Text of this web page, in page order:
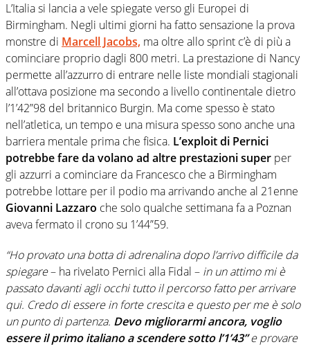
L’Italia si lancia a vele spiegate verso gli Europei di
Birmingham. Negli ultimi giorni ha fatto sensazione la prova
monstre di Marcell Jacobs, ma oltre allo sprint c’è di più a
cominciare proprio dagli 800 metri. La prestazione di Nancy
permette all’azzurro di entrare nelle liste mondiali stagionali
all’ottava posizione ma secondo a livello continentale dietro
l’1’42”98 del britannico Burgin. Ma come spesso è stato
nell’atletica, un tempo e una misura spesso sono anche una
barriera mentale prima che fisica. L’exploit di Pernici
potrebbe fare da volano ad altre prestazioni super per
gli azzurri a cominciare da Francesco che a Birmingham
potrebbe lottare per il podio ma arrivando anche al 21enne
Giovanni Lazzaro che solo qualche settimana fa a Poznan
aveva fermato il crono su 1’44”59.
“Ho provato una botta di adrenalina dopo l’arrivo difficile da
spiegare– ha rivelato Pernici alla Fidal – in un attimo mi è
passato davanti agli occhi tutto il percorso fatto per arrivare
qui. Credo di essere in forte crescita e questo per me è solo
un punto di partenza. Devo migliorarmi ancora, voglio
essere il primo italiano a scendere sotto l’1’43”e provare